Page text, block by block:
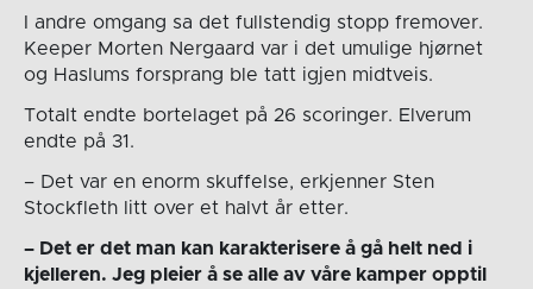
I andre omgang sa det fullstendig stopp fremover.
Keeper Morten Nergaard var i det umulige hjørnet
og Haslums forsprang ble tatt igjen midtveis.
Totalt endte bortelaget på 26 scoringer. Elverum
endte på 31.
– Det var en enorm skuffelse, erkjenner Sten
Stockfleth litt over et halvt år etter.
– Det er det man kan karakterisere å gå helt ned i
kjelleren. Jeg pleier å se alle av våre kamper opptil